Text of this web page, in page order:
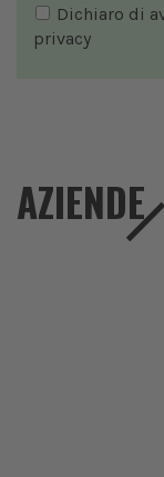
Dichiaro di
privacy
AZIENDE